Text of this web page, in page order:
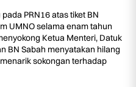
PRN16 atas tiket BN
UMNO selama enam tahun
Ketua Menteri, Datuk
BN Sabah menyatakan hilang
sokongan terhadap